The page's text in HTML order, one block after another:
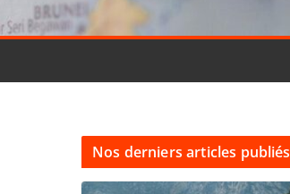
Nos derniers articles publiés